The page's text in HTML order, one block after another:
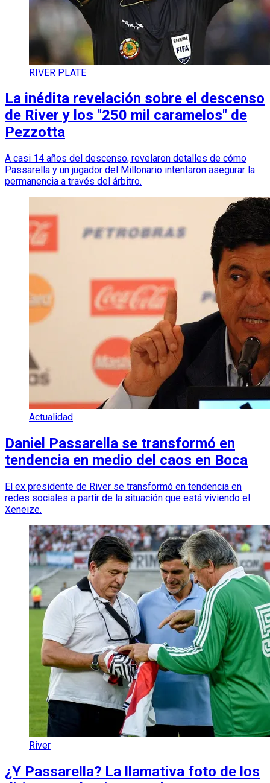
RIVER PLATE
La inédita revelación sobre el descenso
de River y los "250 mil caramelos" de
Pezzotta
A casi 14 años del descenso, revelaron detalles de cómo
Passarella y un jugador del Millonario intentaron asegurar la
permanencia a través del árbitro.
Actualidad
Daniel Passarella se transformó en
tendencia en medio del caos en Boca
El ex presidente de River se transformó en tendencia en
redes sociales a partir de la situación que está viviendo el
Xeneize.
River
¿Y Passarella? La llamativa foto de los